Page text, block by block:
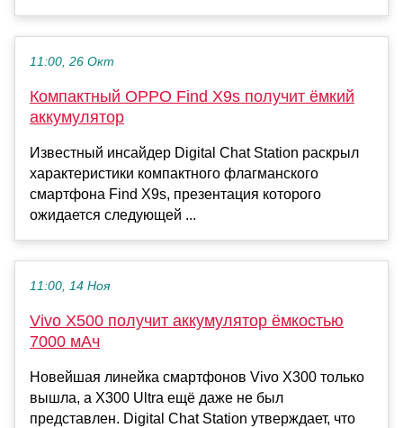
11:00, 26 Окт
Компактный OPPO Find X9s получит ёмкий
аккумулятор
Известный инсайдер Digital Chat Station раскрыл
характеристики компактного флагманского
смартфона Find X9s, презентация которого
ожидается следующей ...
11:00, 14 Ноя
Vivo X500 получит аккумулятор ёмкостью
7000 мАч
Новейшая линейка смартфонов Vivo X300 только
вышла, а X300 Ultra ещё даже не был
представлен. Digital Chat Station утверждает, что